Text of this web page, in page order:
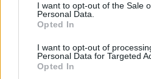
I want to opt-out of the Sale
Personal Data.
Opted In
I want to opt-out of
Personal Data for Targeted
Opted In